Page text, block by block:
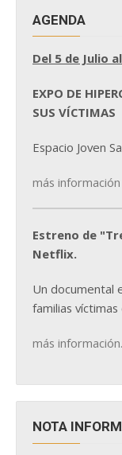
AGENDA
Del 5 de Julio
EXPO DE
SUS VÍCTIMAS
Espacio Joven
más información
Estreno de
Netflix.
Un documental
familias
más
NOTA